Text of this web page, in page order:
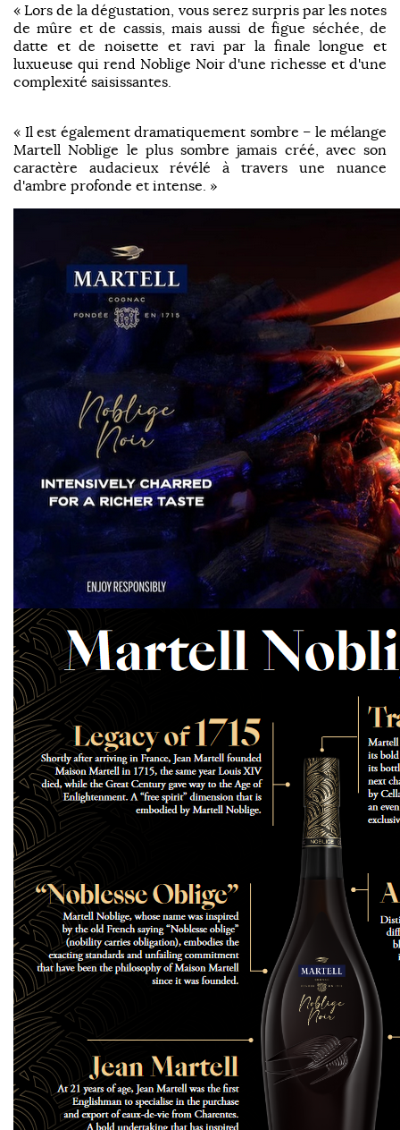
« Lors de la dégustation, vous serez surpris par les notes
de mûre et de cassis, mais aussi de figue séchée, de
datte et de noisette et ravi par la finale longue et
luxueuse qui rend Noblige Noir d'une richesse et d'une
complexité saisissantes.
« Il est également dramatiquement sombre – le mélange
Martell Noblige le plus sombre jamais créé, avec son
caractère audacieux révélé à travers une nuance
d'ambre profonde et intense. »